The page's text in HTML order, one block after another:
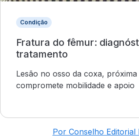
Condição
Fratura do fêmur:
tratamento
Lesão no osso da coxa,
compromete mobilidade e apoio
Por Conselho Editorial